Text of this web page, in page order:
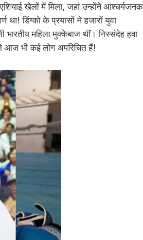
खेलों में मिला, जहां उन्होंने आश्चर्यजनक
था! डिंग्को के प्रयासों ने हजारों युवा
महिला मुक्केबाज थीं। निस्संदेह हवा
आज भी कई लोग अपरिचित हैं!